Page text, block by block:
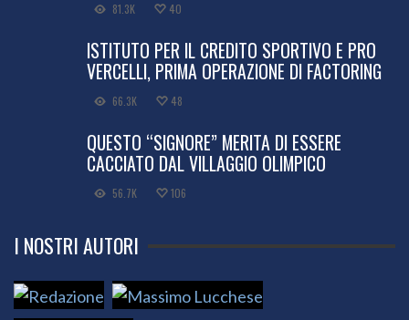
81.3K 40
ISTITUTO PER IL CREDITO SPORTIVO E PRO
VERCELLI, PRIMA OPERAZIONE DI FACTORING
66.3K 48
QUESTO “SIGNORE” MERITA DI ESSERE
CACCIATO DAL VILLAGGIO OLIMPICO
56.7K 106
I NOSTRI AUTORI